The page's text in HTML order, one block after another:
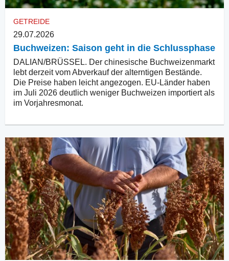
GETREIDE
29.07.2026
Buchweizen: Saison geht in die Schlussphase
DALIAN/BRÜSSEL. Der chinesische Buchweizenmarkt
lebt derzeit vom Abverkauf der alterntigen Bestände.
Die Preise haben leicht angezogen. EU-Länder haben
im Juli 2026 deutlich weniger Buchweizen importiert als
im Vorjahresmonat.